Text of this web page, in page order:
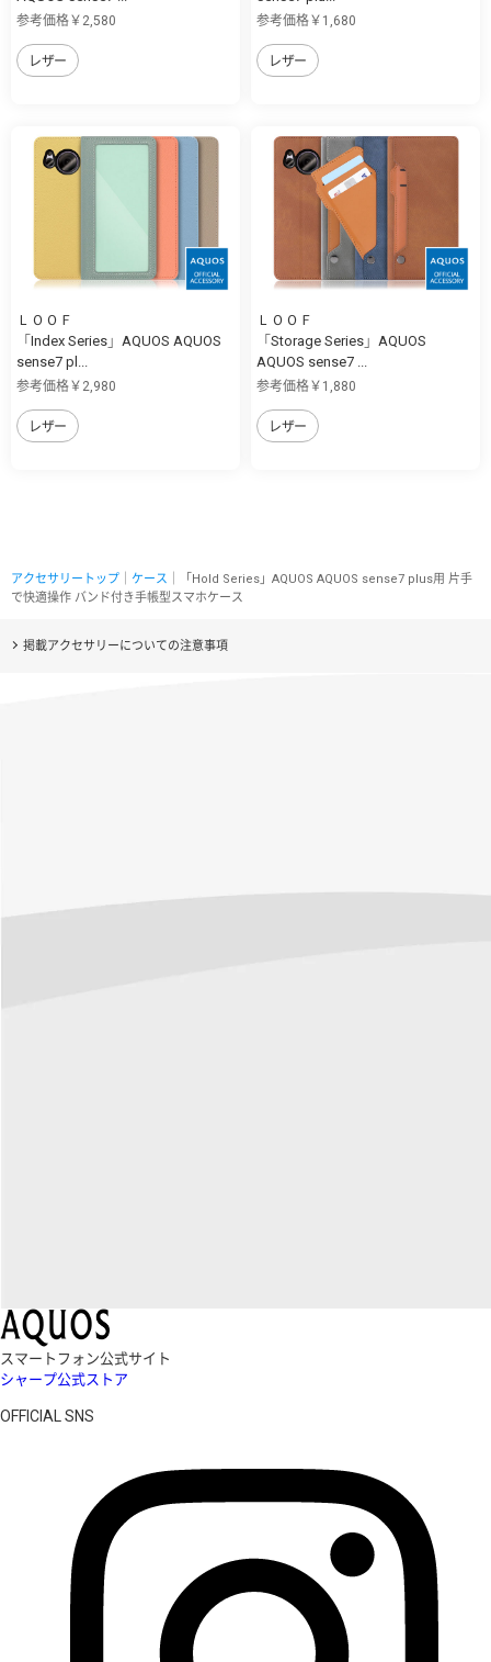
参考価格￥2,580
レザー
参考価格￥1,680
レザー
ＬＯＯＦ
「Index Series」AQUOS AQUOS
sense7 pl...
参考価格￥2,980
レザー
ＬＯＯＦ
「Storage Series」AQUOS
AQUOS sense7 ...
参考価格￥1,880
レザー
アクセサリートップ ケース ｜「Hold Series」AQUOS AQUOS sense7 plus用 片手
で快適操作 バンド付き手帳型スマホケース
掲載アクセサリーについての注意事項
スマートフォン公式サイト
シャープ公式ストア
OFFICIAL SNS